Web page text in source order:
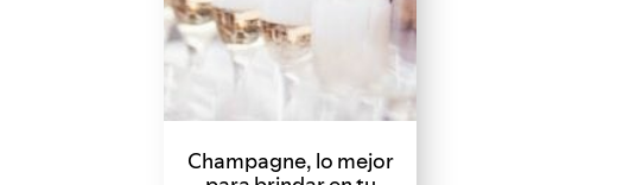
Champagne, lo mejor